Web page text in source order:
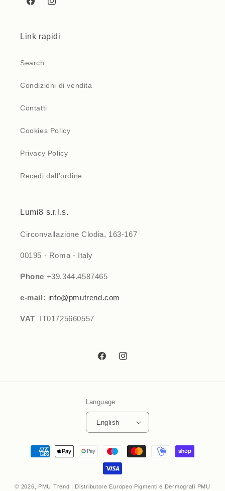
FacebookInstagram
Link rapidi
Search
Condizioni di vendita
Contatti
Cookies Policy
Privacy Policy
Recedi dall’ordine
Lumi8 s.r.l.s.
Circonvallazione Clodia, 163-167
00195 - Roma - Italy
Phone +39.344.4587465
e-mail: info@pmutrend.com
VAT IT01725660557
FacebookInstagram
Language
English
Payment
methods
© 2026, PMU Trend | Distributore Europeo Pigmenti e Dermografi PMU